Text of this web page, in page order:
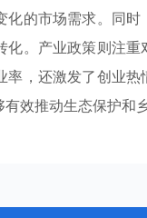
化的市场需求。同
。产业政策则注
率，还激发了创业
效推动生态保护和